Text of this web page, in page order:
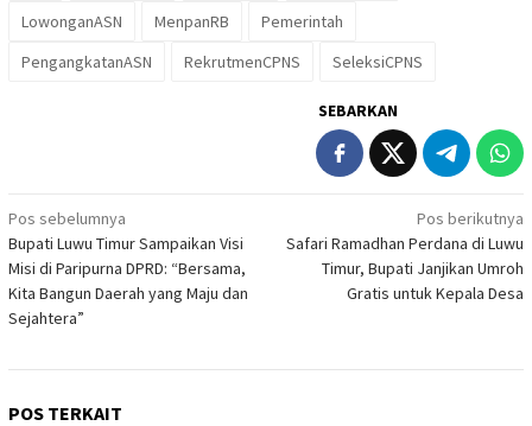
LowonganASN MenpanRB
Pemerintah
PengangkatanASN
RekrutmenCPNS SeleksiCPNS
SEBARKAN
Navigasi
pos
Pos sebelumnya
Bupati Luwu Timur Sampaikan Visi
Misi di Paripurna DPRD: “Bersama,
Kita Bangun Daerah yang Maju dan
Sejahtera”
Pos berikutnya
Safari Ramadhan Perdana di Luwu
Timur, Bupati Janjikan Umroh
Gratis untuk Kepala Desa
POS TERKAIT